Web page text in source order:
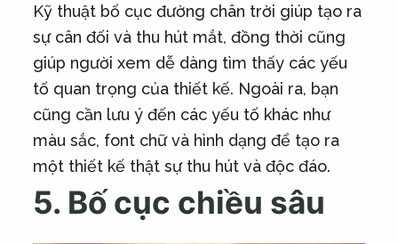
Kỹ thuật bố cục đường chân trời giúp tạo ra
sự cân đối và thu hút mắt, đồng thời cũng
giúp người xem dễ dàng tìm thấy các yếu
tố quan trọng của thiết kế. Ngoài ra, bạn
cũng cần lưu ý đến các yếu tố khác như
màu sắc, font chữ và hình dạng để tạo ra
một thiết kế thật sự thu hút và độc đáo.
5. Bố cục chiều sâu